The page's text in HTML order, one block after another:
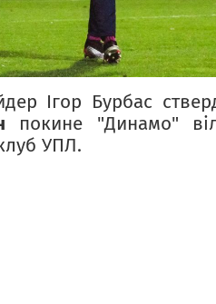
Ігор Бурбас
покине "Динамо"
УПЛ.